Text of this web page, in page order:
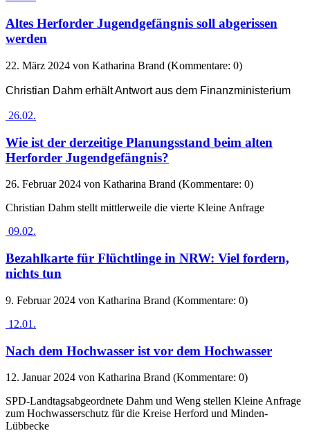
Altes Herforder Jugendgefängnis soll abgerissen
werden
22. März 2024 von Katharina Brand (Kommentare: 0)
Christian Dahm erhält Antwort aus dem Finanzministerium
26.02.
Wie ist der derzeitige Planungsstand beim alten
Herforder Jugendgefängnis?
26. Februar 2024 von Katharina Brand (Kommentare: 0)
Christian Dahm stellt mittlerweile die vierte Kleine Anfrage
09.02.
Bezahlkarte für Flüchtlinge in NRW: Viel fordern,
nichts tun
9. Februar 2024 von Katharina Brand (Kommentare: 0)
12.01.
Nach dem Hochwasser ist vor dem Hochwasser
12. Januar 2024 von Katharina Brand (Kommentare: 0)
SPD-Landtagsabgeordnete Dahm und Weng stellen Kleine Anfrage
zum Hochwasserschutz für die Kreise Herford und Minden-
Lübbecke